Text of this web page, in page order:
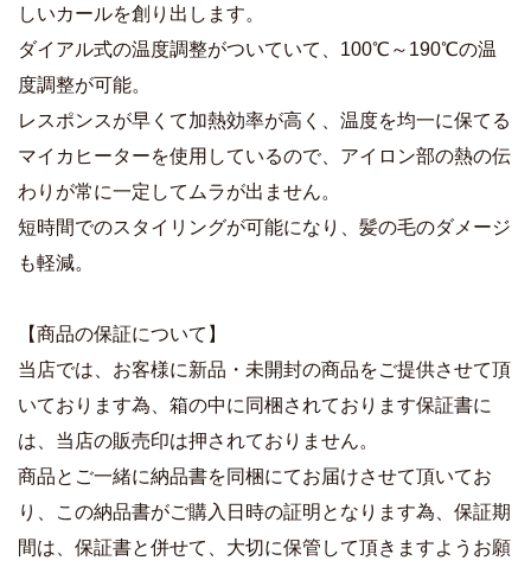
しいカールを創り出します。
ダイアル式の温度調整がついていて、100℃～190℃の温
度調整が可能。
レスポンスが早くて加熱効率が高く、温度を均一に保てる
マイカヒーターを使用しているので、アイロン部の熱の伝
わりが常に一定してムラが出ません。
短時間でのスタイリングが可能になり、髪の毛のダメージ
も軽減。
【商品の保証について】
当店では、お客様に新品・未開封の商品をご提供させて頂
いております為、箱の中に同梱されております保証書に
は、当店の販売印は押されておりません。
商品とご一緒に納品書を同梱にてお届けさせて頂いてお
り、この納品書がご購入日時の証明となります為、保証期
間は、保証書と併せて、大切に保管して頂きますようお願